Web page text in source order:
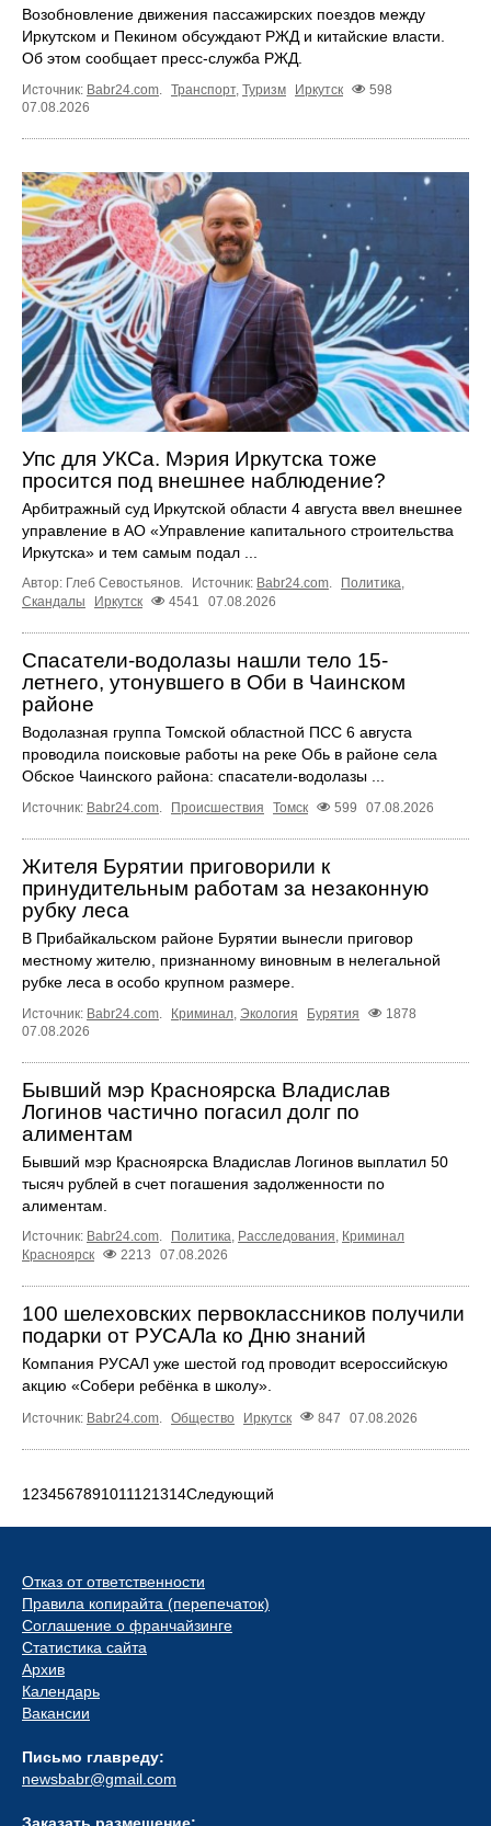
Возобновление движения пассажирских поездов между
Иркутском и Пекином обсуждают РЖД и китайские власти.
Об этом сообщает пресс‑служба РЖД.
Источник: Babr24.com. Транспорт, Туризм Иркутск
598
07.08.2026
Упс для УКСа. Мэрия Иркутска тоже
просится под внешнее наблюдение?
Арбитражный суд Иркутской области 4 августа ввел внешнее
управление в АО «Управление капитального строительства
Иркутска» и тем самым подал ...
Автор: Глеб Севостьянов. Источник: Babr24.com. Политика,
Скандалы
Иркутск 4541 07.08.2026
Спасатели-водолазы нашли тело 15-
летнего, утонувшего в Оби в Чаинском
районе
Водолазная группа Томской областной ПСС 6 августа
проводила поисковые работы на реке Обь в районе села
Обское Чаинского района: спасатели-водолазы ...
Источник: Babr24.com. Происшествия Томск 599 07.08.2026
Жителя Бурятии приговорили к
принудительным работам за незаконную
рубку леса
В Прибайкальском районе Бурятии вынесли приговор
местному жителю, признанному виновным в нелегальной
рубке леса в особо крупном размере.
Источник: Babr24.com. Криминал, Экология Бурятия
1878
07.08.2026
Бывший мэр Красноярска Владислав
Логинов частично погасил долг по
алиментам
Бывший мэр Красноярска Владислав Логинов выплатил 50
тысяч рублей в счет погашения задолженности по
алиментам.
Источник: Babr24.com. Политика, Расследования, Криминал
Красноярск
2213 07.08.2026
100 шелеховских первоклассников получили
подарки от РУСАЛа ко Дню знаний
Компания РУСАЛ уже шестой год проводит всероссийскую
акцию «Собери ребёнка в школу».
Источник: Babr24.com Общество Иркутск 847 07.08.2026
1 234567891011121314Следующий
Отказ от ответственности
Правила копирайта (перепечаток)
Соглашение о франчайзинге
Статистика сайта
Архив
Календарь
Вакансии
Письмо главреду:
newsbabr@gmail.com
Заказать размещение: